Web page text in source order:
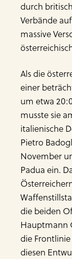
durch
Verbände
massive
Als die
einer
um etwa
musste sie
italienische
Pietro
November
Padua ein.
die beiden
Hauptmann
die
diesen